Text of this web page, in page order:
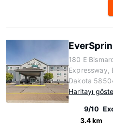
180 E
Expressway,
Dakota
Haritayı
9/10
3.4 km